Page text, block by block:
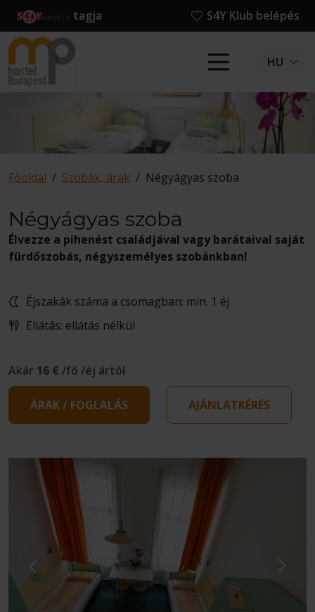
tagja S4Y Klub belépés
HU
Főoldal / Szobák, árak / Négyágyas szoba
Négyágyas szoba
Élvezze a pihenést családjával vagy barátaival saját
fürdőszobás, négyszemélyes szobánkban!
Éjszakák száma a csomagban: min. 1 éj
Ellátás: ellátás nélkül
Akár 16 € /fő /éj ártól
ÁRAK / FOGLALÁS AJÁNLATKÉRÉS